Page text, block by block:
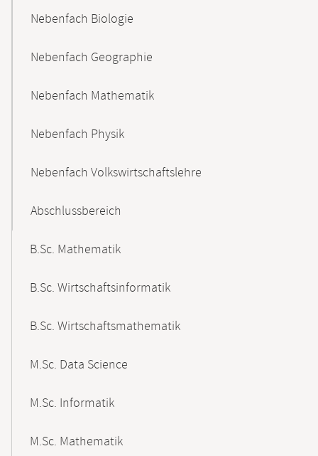
Nebenfach Biologie
Nebenfach Geographie
Nebenfach Mathematik
Nebenfach Physik
Nebenfach Volkswirtschaftslehre
Abschlussbereich
B.Sc. Mathematik
B.Sc. Wirtschaftsinformatik
B.Sc. Wirtschaftsmathematik
M.Sc. Data Science
M.Sc. Informatik
M.Sc. Mathematik